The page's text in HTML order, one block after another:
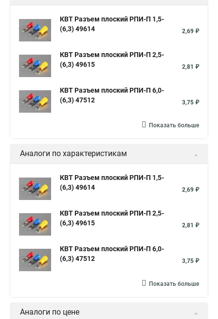
КВТ Разъем плоский РПИ-П 1,5-
(6,3) 49614
2,69 ₽
КВТ Разъем плоский РПИ-П 2,5-
(6,3) 49615
2,81 ₽
КВТ Разъем плоский РПИ-П 6,0-
(6,3) 47512
3,75 ₽
Показать больше
Аналоги по характеристикам
КВТ Разъем плоский РПИ-П 1,5-
(6,3) 49614
2,69 ₽
КВТ Разъем плоский РПИ-П 2,5-
(6,3) 49615
2,81 ₽
КВТ Разъем плоский РПИ-П 6,0-
(6,3) 47512
3,75 ₽
Показать больше
Аналоги по цене